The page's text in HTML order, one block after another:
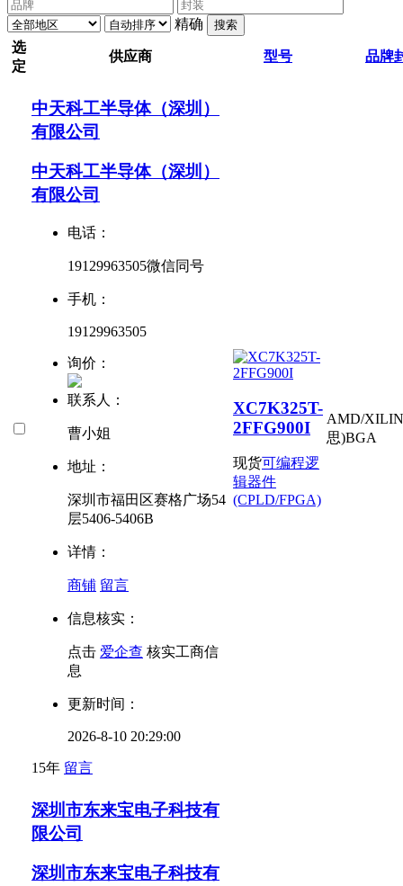
精确 搜索
选
定
供应商 型号 品牌
中天科工半导体（深圳）
有限公司
中天科工半导体（深圳）
有限公司
电话：
19129963505微信同号
手机：
19129963505
询价：
联系人：
曹小姐
地址：
深圳市福田区赛格广场54
层5406-5406B
详情：
商铺 留言
信息核实：
点击 爱企查 核实工商信
息
更新时间：
2026-8-10 20:29:00
15年 留言
XC7K325T-
2FFG900I
现货可编程逻
辑器件
(CPLD/FPGA)
AMD/
思)BGA
深圳市东来宝电子科技有
限公司
深圳市东来宝电子科技有